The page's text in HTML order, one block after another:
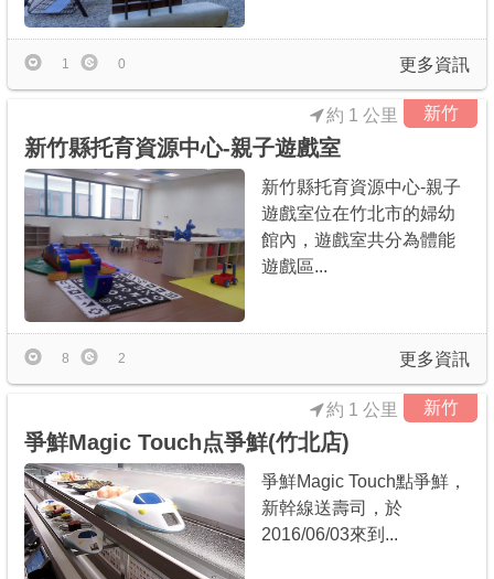
更多資訊
1 0
新竹
新竹縣托育資源中心-親子遊戲室
約 1 公里
新竹縣托育資源中心-親子
遊戲室位在竹北市的婦幼
館內，遊戲室共分為體能
遊戲區...
更多資訊
8 2
新竹
爭鮮Magic Touch点爭鮮(竹北店)
約 1 公里
爭鮮Magic Touch點爭鮮，
新幹線送壽司，於
2016/06/03來到...